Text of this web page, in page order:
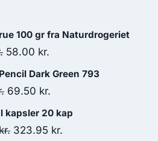
100 gr fra Naturdrogeriet
Den
oprindelige
pris
84.95 kr..
58.00 kr.
aktuelle
58.00 kr..
Dark Green 793
Den
oprindelige
pris
69.50 kr.
aktuelle
pris
kapsler 20 kap
Den
323.95 kr.